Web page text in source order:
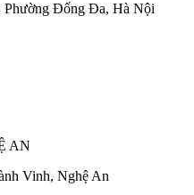
Phường Đống Đa, Hà Nội
AN
Vinh, Nghệ An